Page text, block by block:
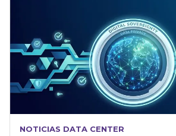
NOTICIAS DATA CENTER